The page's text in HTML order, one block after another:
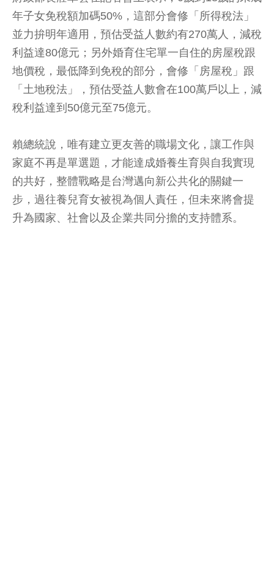
年子女免稅額加碼50%，這部分會修「所得稅法」
並力拚明年適用，預估受益人數約有270萬人，減稅
利益達80億元；另外婚育住宅單一自住的房屋稅跟
地價稅，最低降到免稅的部分，會修「房屋稅」跟
「土地稅法」，預估受益人數會在100萬戶以上，減
稅利益達到50億元至75億元。
賴總統說，唯有建立更友善的職場文化，讓工作與
家庭不再是單選題，才能達成婚養生育與自我實現
的共好，整體戰略是台灣邁向新公共化的關鍵一
步，過往養兒育女被視為個人責任，但未來將會提
升為國家、社會以及企業共同分擔的支持體系。